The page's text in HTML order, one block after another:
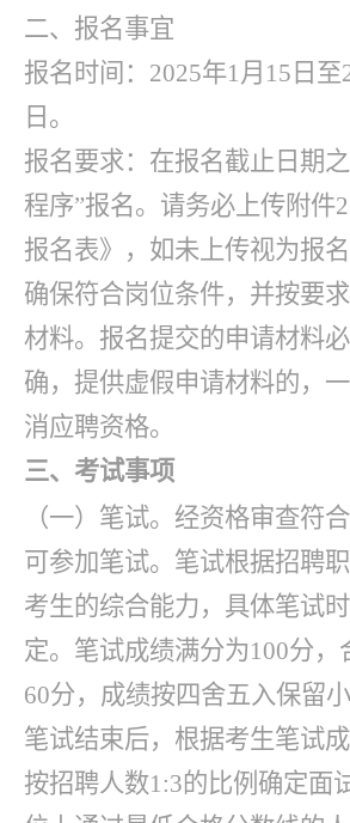
二、报名事宜
报名时间： 2025年1月15日至
日。
报名要求：在报名截止日期
程序”报名。请务必上传附件
报名表》，如未上传视为报
确保符合岗位条件，并按要
材料。报名提交的申请材料
确，提供虚假申请材料的，
消应聘资格。
三、考试事项
（一）笔试。经资格审查符
可参加笔试。笔试根据招聘
考生的综合能力，具体笔试
定。笔试成绩满分为100分，
60分，成绩按四舍五入保留小
笔试结束后，根据考生笔试成
按招聘人数1:3的比例确定面